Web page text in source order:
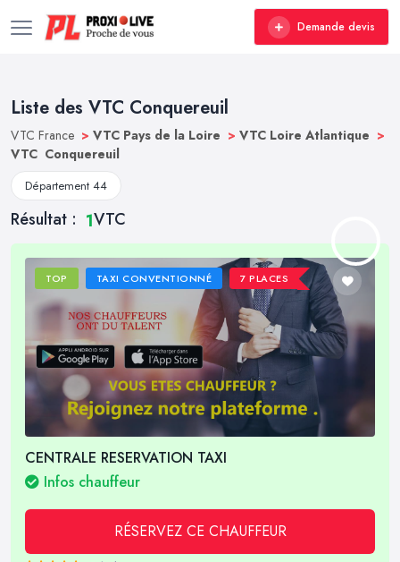
Demande devis
Liste des VTC Conquereuil
VTC France > VTC Pays de la Loire > VTC Loire Atlantique >
VTC Conquereuil
Département 44
Résultat : 1VTC
TOP TAXI CONVENTIONNÉ 7 PLACES
CENTRALE RESERVATION TAXI
Infos chauffeur
RÉSERVEZ CE CHAUFFEUR